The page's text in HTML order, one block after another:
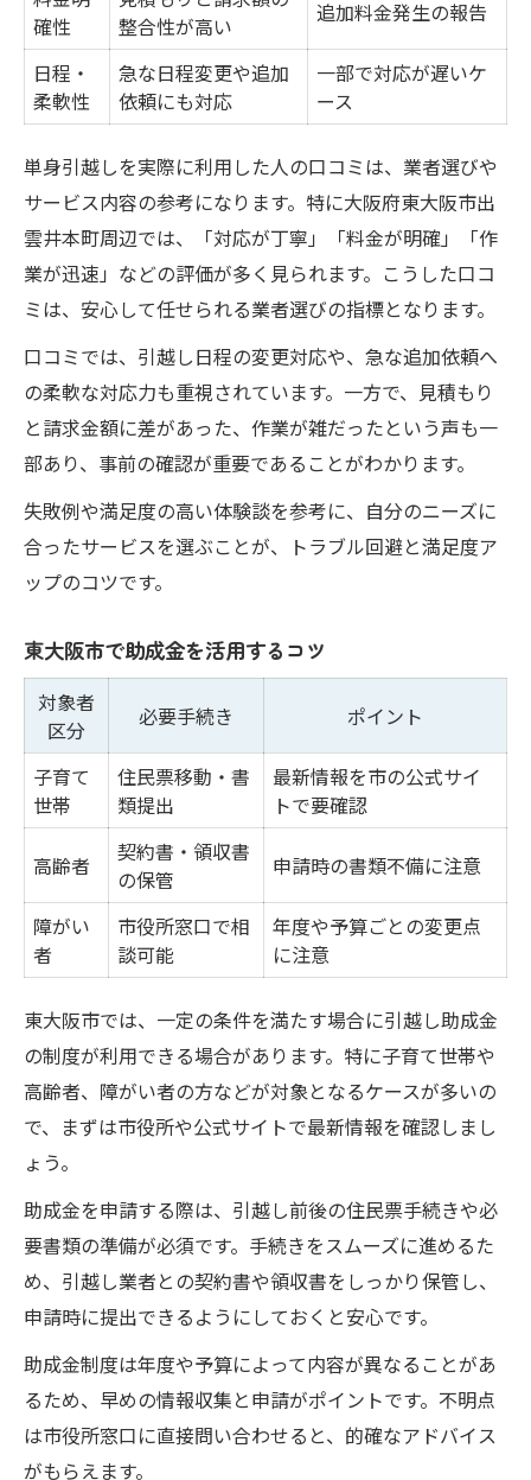
確性
整合性が高い
追加料金発生の報告
日程・
柔軟性
急な日程変更や追加
依頼にも対応
一部で対応が遅いケ
ース
単身引越しを実際に利用した人の口コミは、業者選びや
サービス内容の参考になります。特に大阪府東大阪市出
雲井本町周辺では、「対応が丁寧」「料金が明確」「作
業が迅速」などの評価が多く見られます。こうした口コ
ミは、安心して任せられる業者選びの指標となります。
口コミでは、引越し日程の変更対応や、急な追加依頼へ
の柔軟な対応力も重視されています。一方で、見積もり
と請求金額に差があった、作業が雑だったという声も一
部あり、事前の確認が重要であることがわかります。
失敗例や満足度の高い体験談を参考に、自分のニーズに
合ったサービスを選ぶことが、トラブル回避と満足度ア
ップのコツです。
東大阪市で助成金を活用するコツ
対象者
区分
必要手続き ポイント
子育て
世帯
住民票移動・書
類提出
最新情報を市の公式サイ
トで要確認
高齢者
契約書・領収書
の保管
申請時の書類不備に注意
障がい
者
市役所窓口で相
談可能
年度や予算ごとの変更点
に注意
東大阪市では、一定の条件を満たす場合に引越し助成金
の制度が利用できる場合があります。特に子育て世帯や
高齢者、障がい者の方などが対象となるケースが多いの
で、まずは市役所や公式サイトで最新情報を確認しまし
ょう。
助成金を申請する際は、引越し前後の住民票手続きや必
要書類の準備が必須です。手続きをスムーズに進めるた
め、引越し業者との契約書や領収書をしっかり保管し、
申請時に提出できるようにしておくと安心です。
助成金制度は年度や予算によって内容が異なることがあ
るため、早めの情報収集と申請がポイントです。不明点
は市役所窓口に直接問い合わせると、的確なアドバイス
がもらえます。